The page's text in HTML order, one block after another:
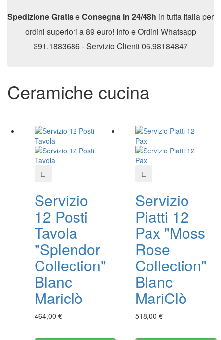
Spedizione GratiseConsegna in 24/48h in tutta Italia per
ordini superiori a 89 euro! Info e Ordini Whatsapp
391.1883686 - Servizio Clienti 06.98184847
Ceramiche cucina
Servizio
12 Posti
Tavola
"Splendor
Collection"
Blanc
Mariclò
464,00 €
Servizio
Piatti 12
Pax "Moss
Rose
Collection"
Blanc
MariClò
518,00 €